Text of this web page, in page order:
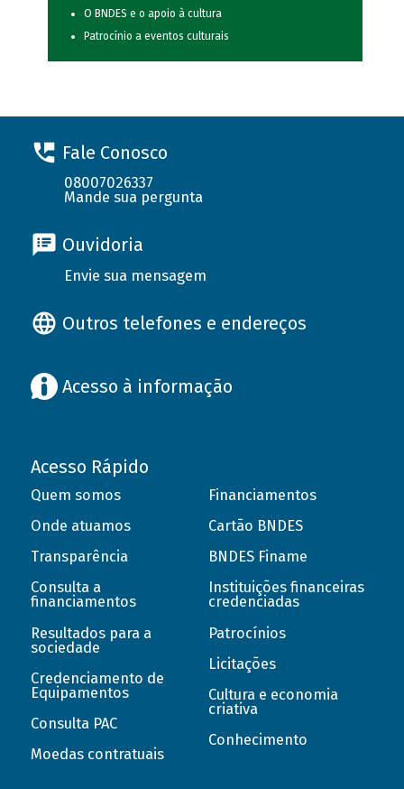
O BNDES e o apoio à cultura
Patrocínio a eventos culturais
Fale Conosco
08007026337
Mande sua pergunta
Ouvidoria
Envie sua mensagem
Outros telefones e endereços
Acesso à informação
Acesso Rápido
Quem somos
Onde atuamos
Transparência
Consulta a
financiamentos
Resultados para a
sociedade
Credenciamento de
Equipamentos
Consulta PAC
Moedas contratuais
Financiamentos
Cartão BNDES
BNDES Finame
Instituições financeiras
credenciadas
Patrocínios
Licitações
Cultura e economia
criativa
Conhecimento